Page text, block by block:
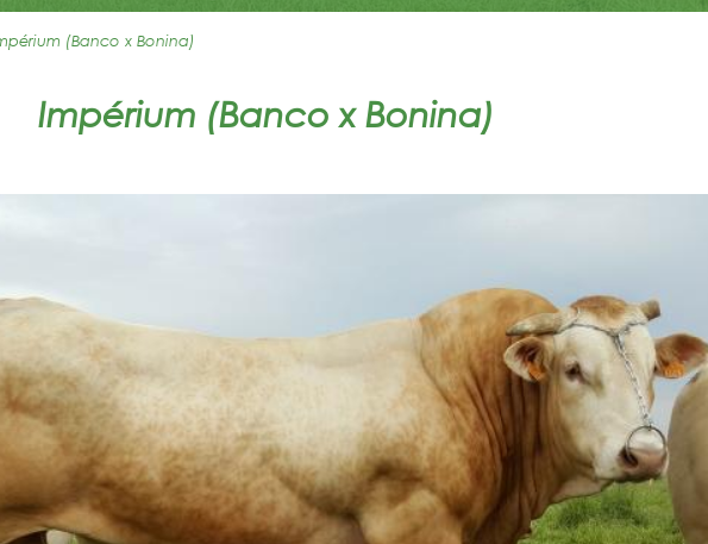
(Banco x Bonina)
Impérium (Banco x Bonina)